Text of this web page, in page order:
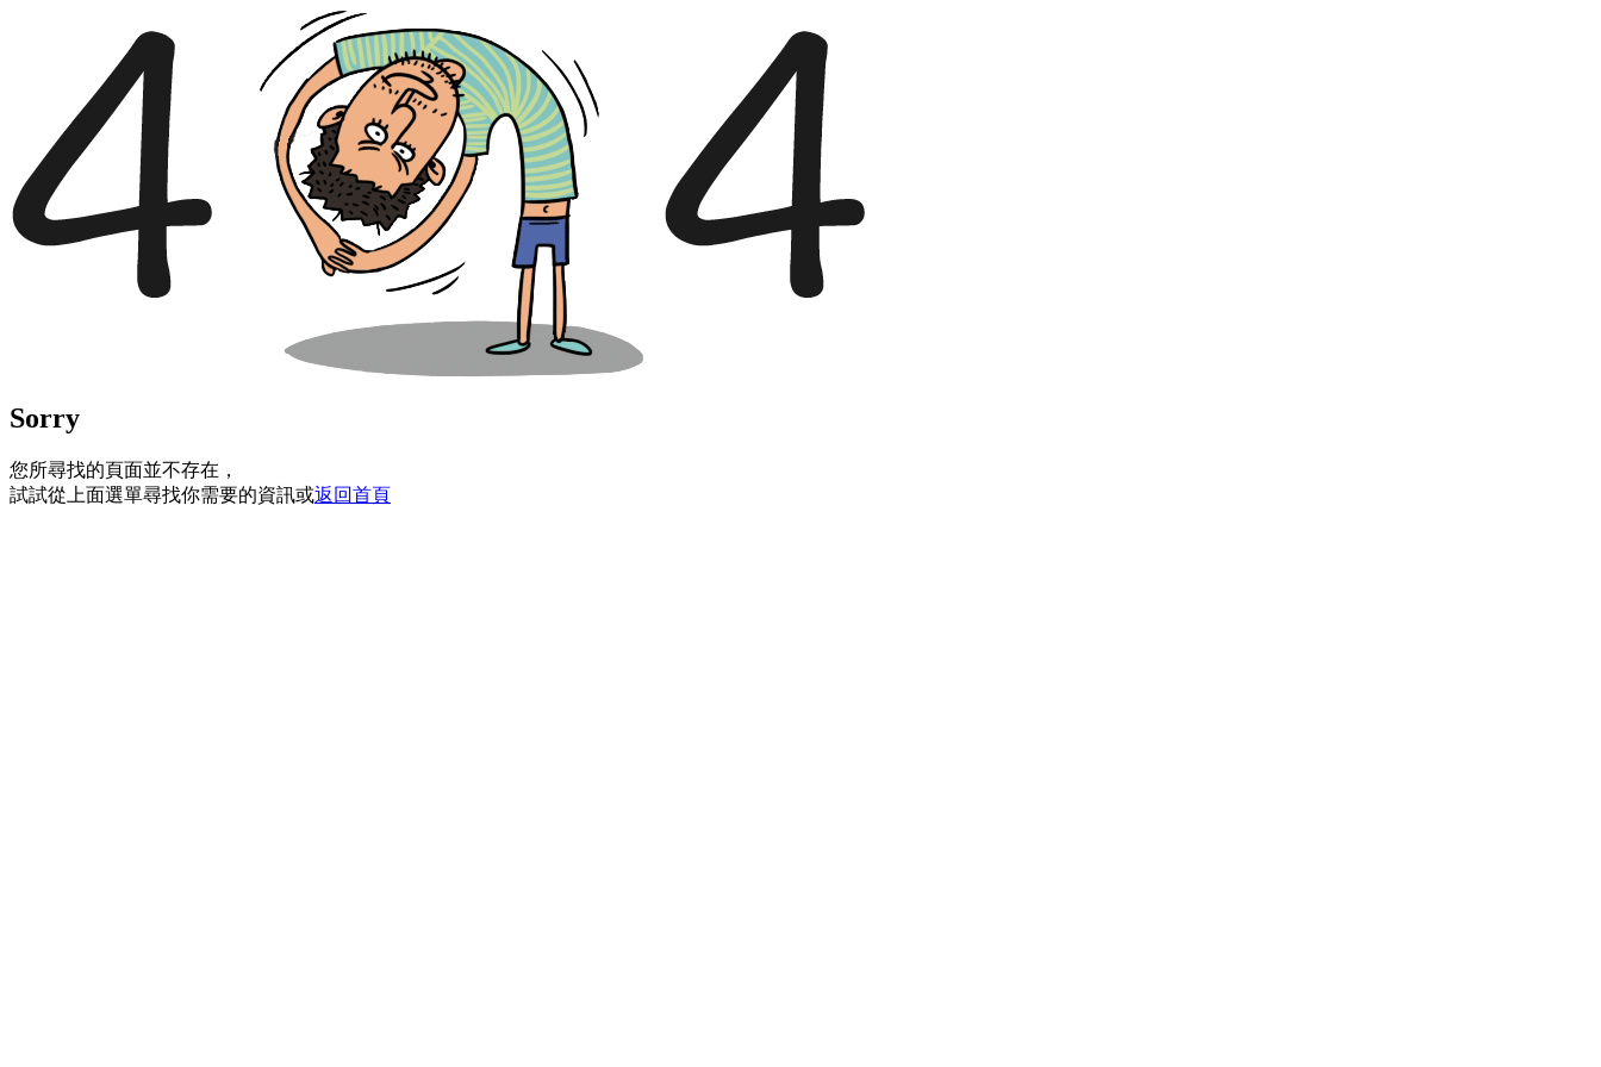
Sorry
您所尋找的頁面並不存在，
試試從上面選單尋找你需要的資訊或返回首頁